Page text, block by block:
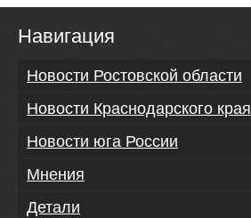
Навигация
Новости Ростовской области
Новости Краснодарского края
Новости юга России
Мнения
Детали